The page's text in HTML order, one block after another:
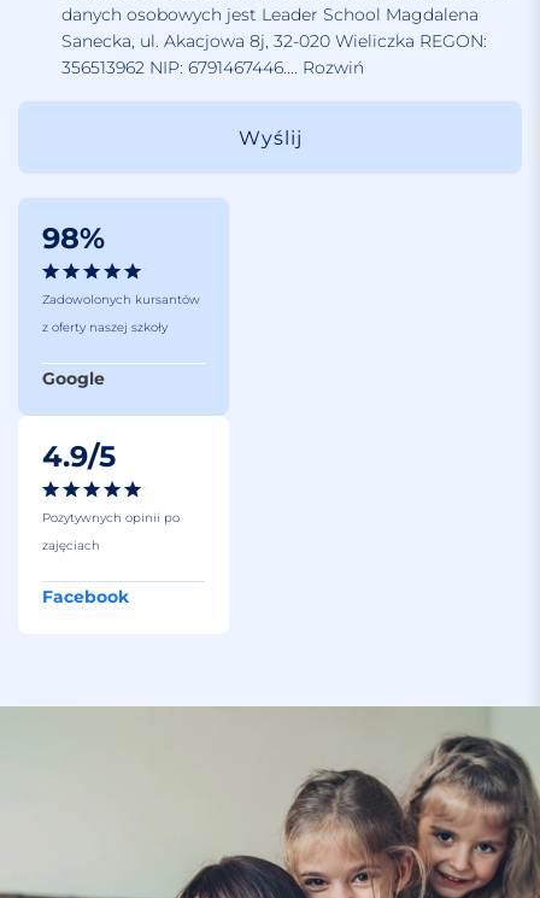
danych osobowych jest Leader School Magdalena
Sanecka, ul. Akacjowa 8j, 32-020 Wieliczka REGON:
356513962 NIP: 6791467446.... Rozwiń
98%
Zadowolonych kursantów
z oferty naszej szkoły
Google
4.9/5
Pozytywnych opinii po
zajęciach
Facebook